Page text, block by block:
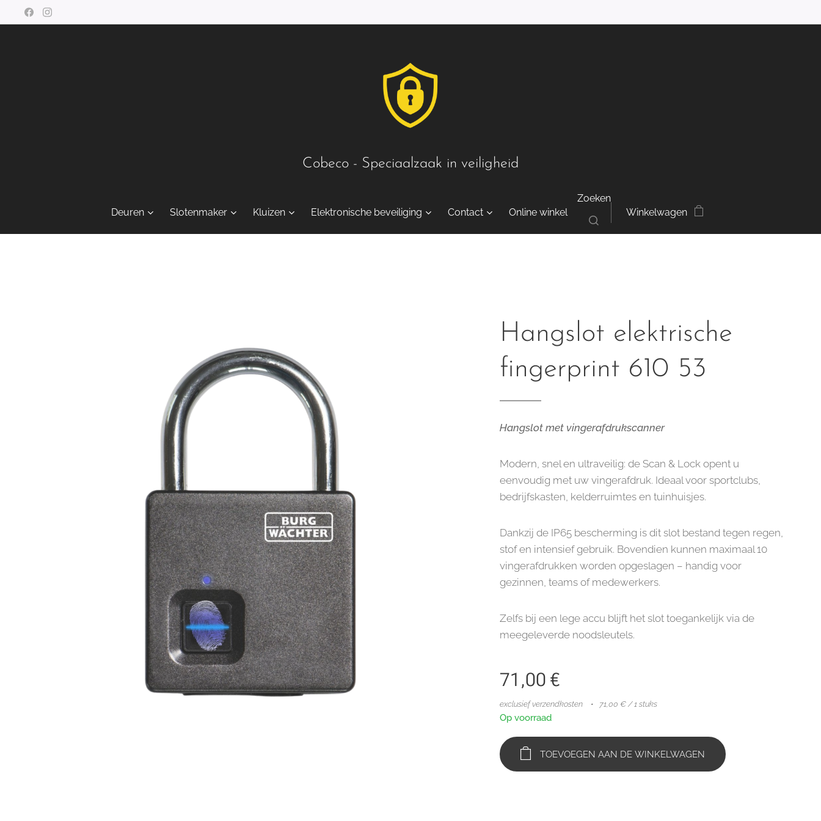
Cobeco - Speciaalzaak in veiligheid
Deuren Slotenmaker Kluizen Elektronische beveiliging Contact Online winkel
Zoeken
Winkelwagen
Hangslot elektrische
fingerprint 610 53
Hangslot met vingerafdrukscanner
Modern, snel en ultraveilig: de Scan & Lock opent u
eenvoudig met uw vingerafdruk. Ideaal voor sportclubs,
bedrijfskasten, kelderruimtes en tuinhuisjes.
Dankzij de IP65 bescherming is dit slot bestand tegen regen,
stof en intensief gebruik. Bovendien kunnen maximaal 10
vingerafdrukken worden opgeslagen – handig voor
gezinnen, teams of medewerkers.
Zelfs bij een lege accu blijft het slot toegankelijk via de
meegeleverde noodsleutels.
71,00 €
exclusief verzendkosten 71,00 € / 1 stuks
Op voorraad
TOEVOEGEN AAN DE WINKELWAGEN